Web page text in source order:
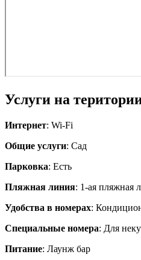
Услуги на
Интернет: Wi-Fi
Общие услуги: Сад
Парковка: Есть
Пляжная линия: 1-ая пляжная
Удобства в номерах:
Специальные номера: Для
Питание: Лаунж бар